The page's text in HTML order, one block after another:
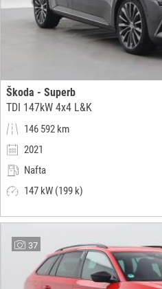
Škoda - Superb
TDI 147kW 4x4 L&K
146 592 km
2021
Nafta
147 kW (199 k)
37